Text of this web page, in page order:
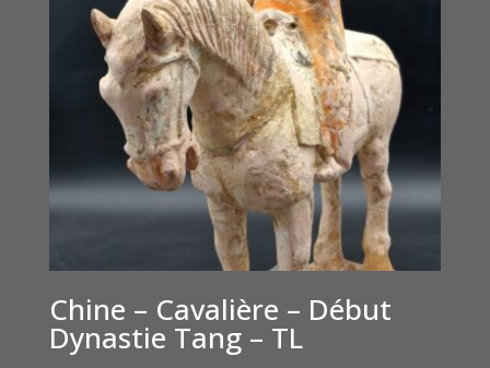
Chine – Cavalière – Début
Dynastie Tang – TL